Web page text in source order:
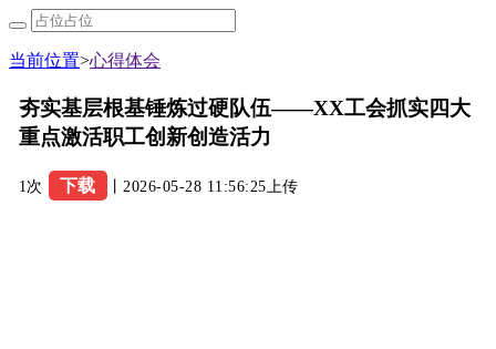
当前位置>心得体会
夯实基层根基锤炼过硬队伍——XX工会抓实四大
重点激活职工创新创造活力
1次 下载 丨2026-05-28 11:56:25上传